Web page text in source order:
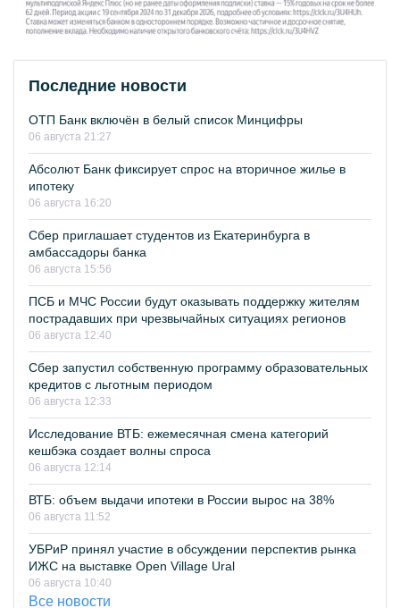
Последние новости
ОТП Банк включён в белый список Минцифры
06 августа 21:27
Абсолют Банк фиксирует спрос на вторичное жилье в
ипотеку
06 августа 16:20
Сбер приглашает студентов из Екатеринбурга в
амбассадоры банка
06 августа 15:56
ПСБ и МЧС России будут оказывать поддержку жителям
пострадавших при чрезвычайных ситуациях регионов
06 августа 12:40
Сбер запустил собственную программу образовательных
кредитов с льготным периодом
06 августа 12:33
Исследование ВТБ: ежемесячная смена категорий
кешбэка создает волны спроса
06 августа 12:14
ВТБ: объем выдачи ипотеки в России вырос на 38%
06 августа 11:52
УБРиР принял участие в обсуждении перспектив рынка
ИЖС на выставке Open Village Ural
06 августа 10:40
Все новости